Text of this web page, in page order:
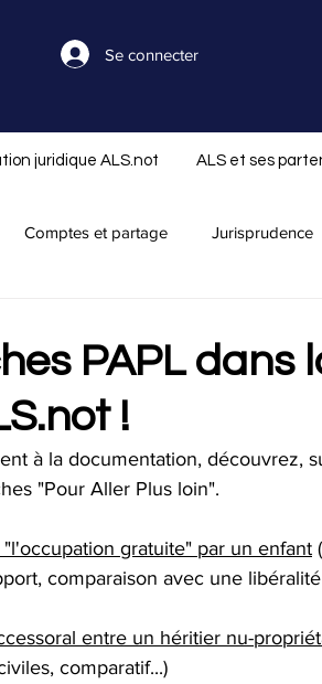
Se connecter
juridique ALS.not ALS et ses
Comptes et partage Jurisprudence
ALS.not
Libéralité
Récompenses Démembrement de
Passif DMTG
PAPL dans
!
à la documentation, découvrez,
"Pour Aller Plus loin".
gratuite" par un enfant
comparaison avec une
entre un héritier nu-
comparatif...)